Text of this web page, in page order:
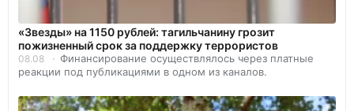
«Звезды» на 1150 рублей: тагильчанину грозит
пожизненный срок за поддержку террористов
08.08
Финансирование осуществлялось через платные
реакции под публикациями в одном из каналов.